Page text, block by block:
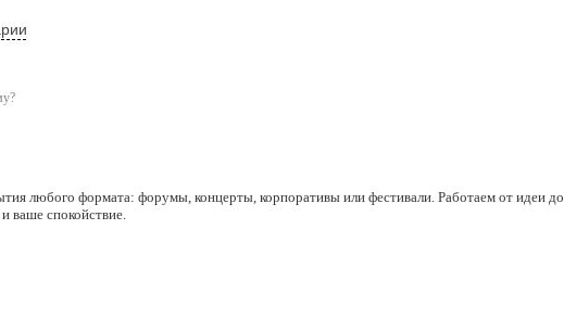
любого формата: форумы, концерты, корпоративы или фестивали. Работаем от идеи до
ваше спокойствие.